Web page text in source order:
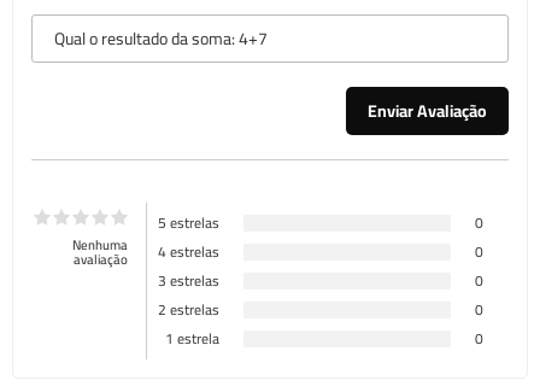
Nenhuma
avaliação
5 estrelas
0
4 estrelas
0
3 estrelas
0
2 estrelas
0
1 estrela
0